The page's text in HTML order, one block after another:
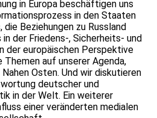
in Europa beschäftigen uns
in den Staaten
Beziehungen zu Russland
der Friedens-, Sicherheits- und
der europäischen Perspektive
auf unserer Agenda,
Osten. Und wir diskutieren
deutscher und
in der Welt. Ein weiterer
einer veränderten medialen